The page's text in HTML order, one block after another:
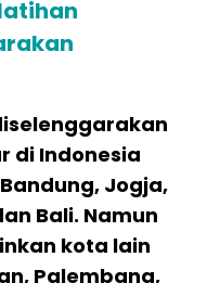
di Indonesia
Jogja,
Bali. Namun
kota lain
Palembang,